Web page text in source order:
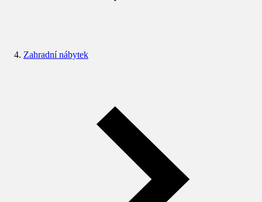
Zahradní nábytek